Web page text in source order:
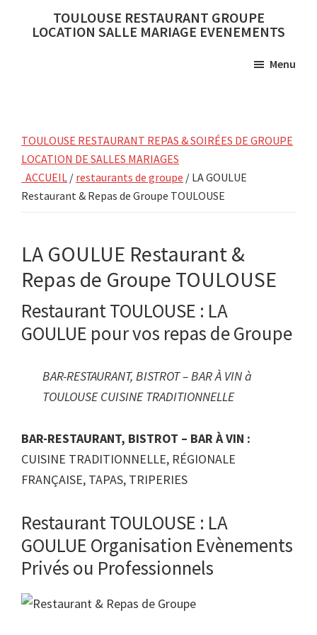
TOULOUSE RESTAURANT GROUPE
LOCATION SALLE MARIAGE EVENEMENTS
Menu
TOULOUSE RESTAURANT REPAS & SOIRÉES DE GROUPE
LOCATION DE SALLES MARIAGES
ACCUEIL / restaurants de groupe / LA GOULUE
Restaurant & Repas de Groupe TOULOUSE
LA GOULUE Restaurant &
Repas de Groupe TOULOUSE
Restaurant TOULOUSE : LA
GOULUE pour vos repas de Groupe
BAR-RESTAURANT, BISTROT – BAR À VIN à
TOULOUSE CUISINE TRADITIONNELLE
BAR-RESTAURANT, BISTROT – BAR À VIN :
CUISINE TRADITIONNELLE, RÉGIONALE
FRANÇAISE, TAPAS, TRIPERIES
Restaurant TOULOUSE : LA
GOULUE Organisation Evènements
Privés ou Professionnels